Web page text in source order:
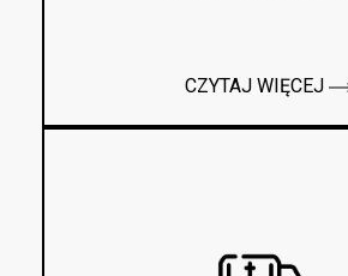
CZYTAJ WIĘCEJ